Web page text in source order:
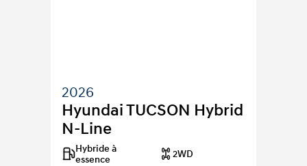
2026
Hyundai TUCSON Hybrid
N-Line
Hybride à
essence
2WD